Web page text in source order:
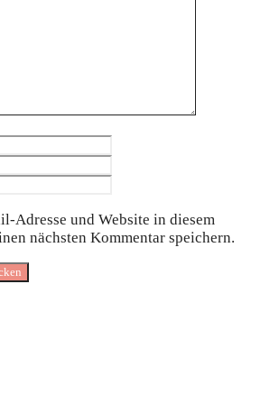
Mail-
Adresse
Adresse und Website in diesem
nächsten Kommentar speichern.